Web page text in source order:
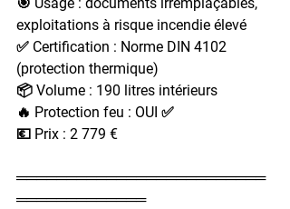
exploitations à risque incendie élevé
✅ Certification : Norme DIN 4102
(protection thermique)
📦 Volume : 190 litres intérieurs
🔥 Protection feu : OUI ✅
💶 Prix : 2 779 €
═════════════════════════
═════════════